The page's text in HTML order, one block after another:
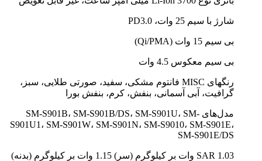
شارژ با سیم 25 وات، PD3.0
بی سیم 15 وات (Qi/PMA)
بی سیم معکوس 4.5 وات
رنگهای MISC فانتوم مشکی، سفید، صورتی طلایی، سبز،
گرافیت، آبی آسمانی، بنفش، کرم، بنفش بورا
مدل‌های SM-S901B، SM-S901B/DS، SM-S901U، SM-
S901U1، SM-S901W، SM-S901N، SM-S9010، SM-S901E،
SM-S901E/DS
SAR 1.03 وات بر کیلوگرم (سر) 1.15 وات بر کیلوگرم (بدنه)